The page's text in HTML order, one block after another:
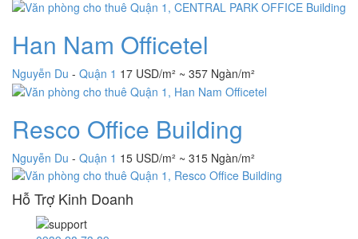
Han Nam Officetel
Nguyễn Du - Quận 1 17 USD/m² ~ 357 Ngàn/m²
Resco Office Building
Nguyễn Du - Quận 1 15 USD/m² ~ 315 Ngàn/m²
Hỗ Trợ Kinh Doanh